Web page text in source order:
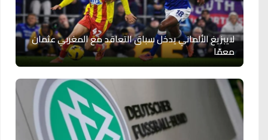
لايبزيغ الألماني يدخل سباق التعاقد مع المغربي عثمان
معمّا